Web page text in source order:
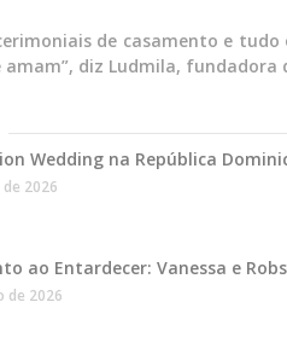
de casamento e
amam”, diz Ludmila,
Wedding na República
2026
ao Entardecer: Vanessa e
de 2026